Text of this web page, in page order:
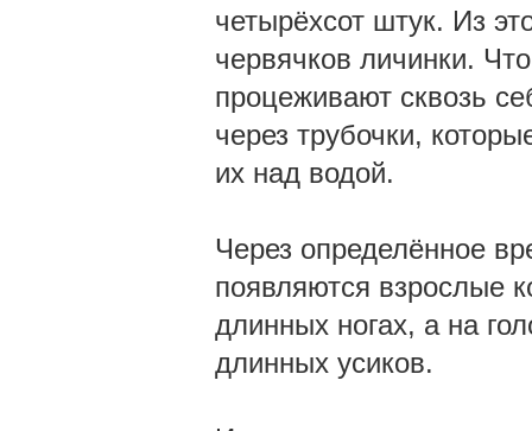
четырёхсот штук. Из
червячков личинки.
процеживают сквозь
через трубочки,
их над водой.
Через определённое
появляются взрослые
длинных ногах, а на
длинных усиков.